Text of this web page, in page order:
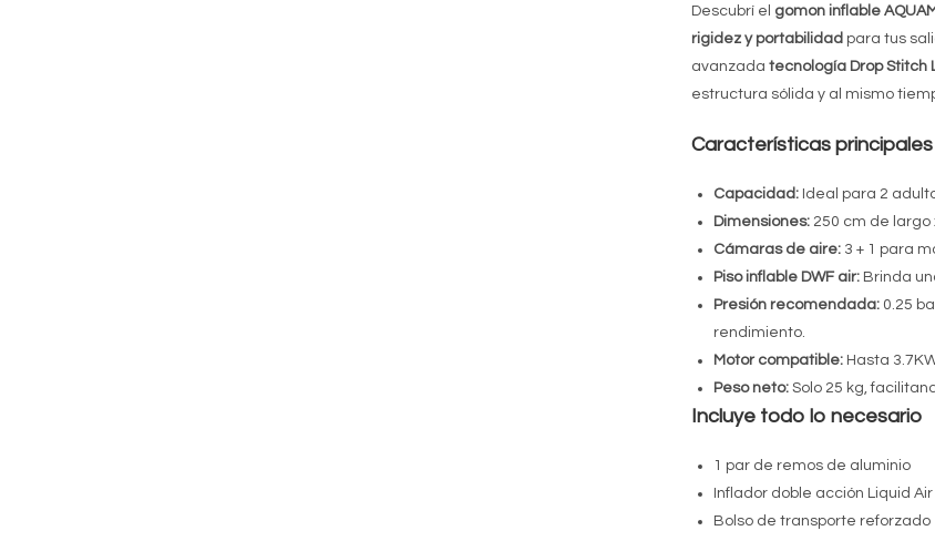
Descubrí el gomon inflable
rigidez y portabilidad para tus
avanzada tecnología Drop Stitch
estructura sólida y al mismo
Características principales
Capacidad: Ideal para 2
Dimensiones: 250 cm de
Cámaras de aire: 3 + 1 para
Piso inflable DWF air: Brinda
Presión recomendada: 0.25
rendimiento.
Motor compatible: Hasta
Peso neto: Solo 25 kg,
Incluye todo lo necesario
1 par de remos de aluminio
Inflador doble acción Liquid Air
Bolso de transporte reforzado